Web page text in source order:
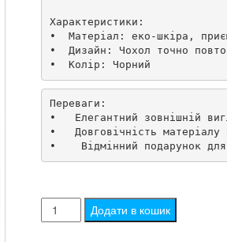
Характеристики:
•  Матеріал: еко-шкіра,
•  Дизайн: Чохол точно
•  Колір: Чорний
Переваги:
•   Елегантний зовнішній
•   Довговічність
•    Відмінний подарунок для
Чохол
для
Додати в кошик